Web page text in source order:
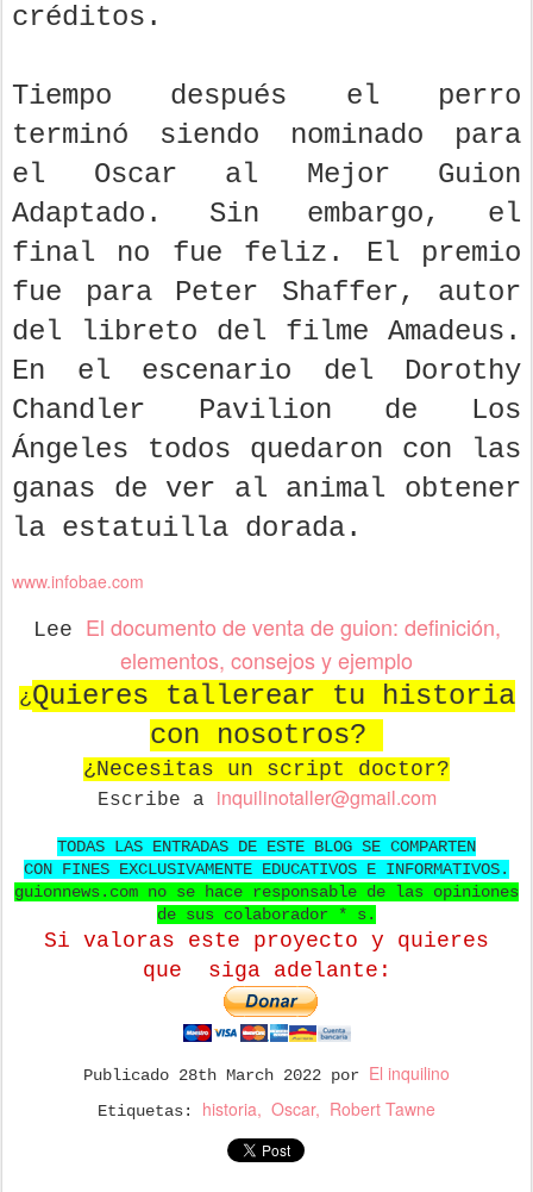
créditos.
Tiempo después el perro
terminó siendo nominado para
el Oscar al Mejor Guion
Adaptado. Sin embargo, el
final no fue feliz. El premio
fue para Peter Shaffer, autor
del libreto del filme Amadeus.
En el escenario del Dorothy
Chandler Pavilion de Los
Ángeles todos quedaron con las
ganas de ver al animal obtener
la estatuilla dorada.
www.infobae.com
Lee El documento de venta de guion: definición,
elementos, consejos y ejemplo
¿Quieres tallerear tu historia
con nosotros?
¿Necesitas un script doctor?
Escribe a inquilinotaller@gmail.com
TODAS LAS ENTRADAS DE ESTE BLOG SE COMPARTEN
CON FINES EXCLUSIVAMENTE EDUCATIVOS E INFORMATIVOS.
guionnews.com no se hace responsable de las opiniones
de sus colaborador * s.
Si valoras este proyecto y quieres
que siga adelante:
Publicado 28th March 2022 por El inquilino
Etiquetas: historia Oscar Robert Tawne